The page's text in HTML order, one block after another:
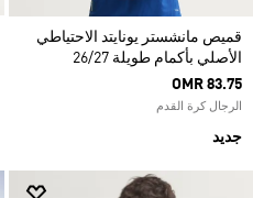
قميص مانشستر يونايتد الاحتياطي
الأصلي بأكمام طويلة 26/27
OMR 83.75
الرجال كرة القدم
جديد